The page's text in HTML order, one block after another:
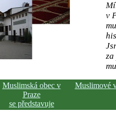
v
Muslimská obec v
Praze
se představuje
Muslimové